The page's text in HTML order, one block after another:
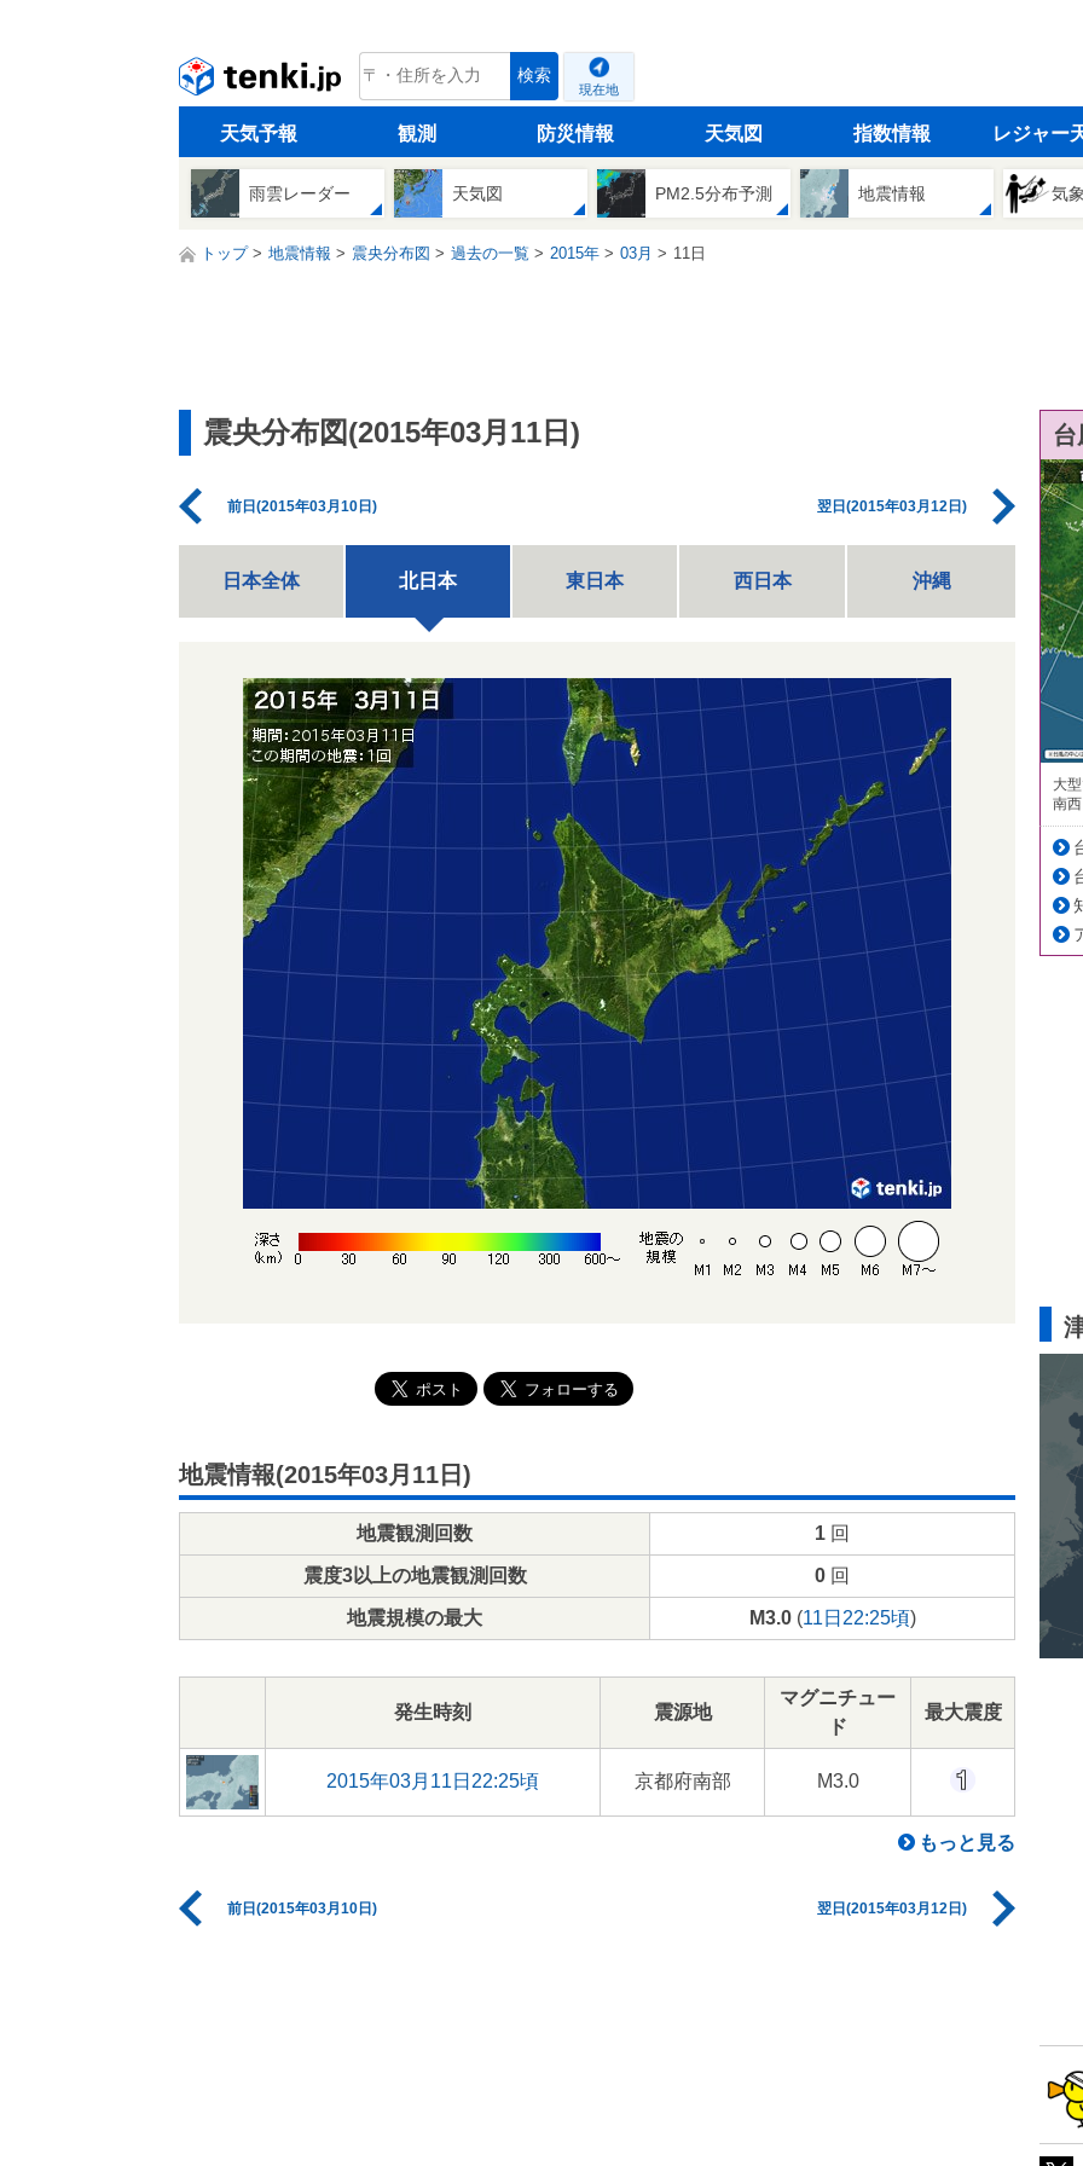
tenki.jp 検索
現在地
天気予報 観測 防災情報 天気図 指数情報 レジャー
雨雲レーダー 天気図 PM2.5分布予測 地震情報 気
トップ 地震情報 震央分布図 過去の一覧 2015年 03月 11日
震央分布図(2015年03月11日)
前日(2015年03月10日) 翌日(2015年03月12日)
日本全体 北日本 東日本 西日本 沖縄
地震情報(2015年03月11日)
地震観測回数 1 回
震度3以上の地震観測回数 0 回
地震規模の最大 M3.0(11日22:25頃)
発生時刻 震源地
マグニチュー
ド
最大震度
2015年03月11日22:25頃 京都府南部 M3.0
もっと見る
前日(2015年03月10日) 翌日(2015年03月12日)
大
南